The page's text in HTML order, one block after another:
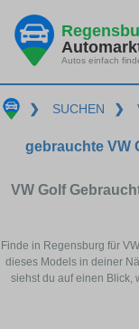
Autos einfach
❯ SUCHEN ❯
gebrauchte VW
VW Golf
Finde in Regensburg für
dieses Models in deiner
siehst du auf einen Blick,